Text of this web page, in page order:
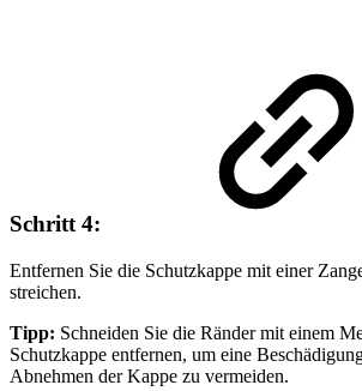
Schritt 4:
Entfernen Sie die Schutzkappe mit einer
streichen.
Tipp: Schneiden Sie die Ränder mit einem
Schutzkappe entfernen, um eine
Abnehmen der Kappe zu vermeiden.